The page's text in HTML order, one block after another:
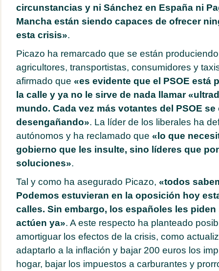
circunstancias y ni Sánchez en España ni
Mancha están siendo capaces de ofrecer
esta crisis».
Picazo ha remarcado que se están
agricultores, transportistas, consumidores y
afirmado que «es evidente que el PSOE está
la calle y ya no le sirve de nada llamar
mundo. Cada vez más votantes del PSOE se
desengañando». La líder de los liberales ha
autónomos y ha reclamado que «lo que
gobierno que les insulte, sino líderes que
soluciones».
Tal y como ha asegurado Picazo, «todos
Podemos estuvieran en la oposición hoy
calles. Sin embargo, los españoles les
actúen ya». A este respecto ha planteado
amortiguar los efectos de la crisis, como
adaptarlo a la inflación y bajar 200 euros los
hogar, bajar los impuestos a carburantes y